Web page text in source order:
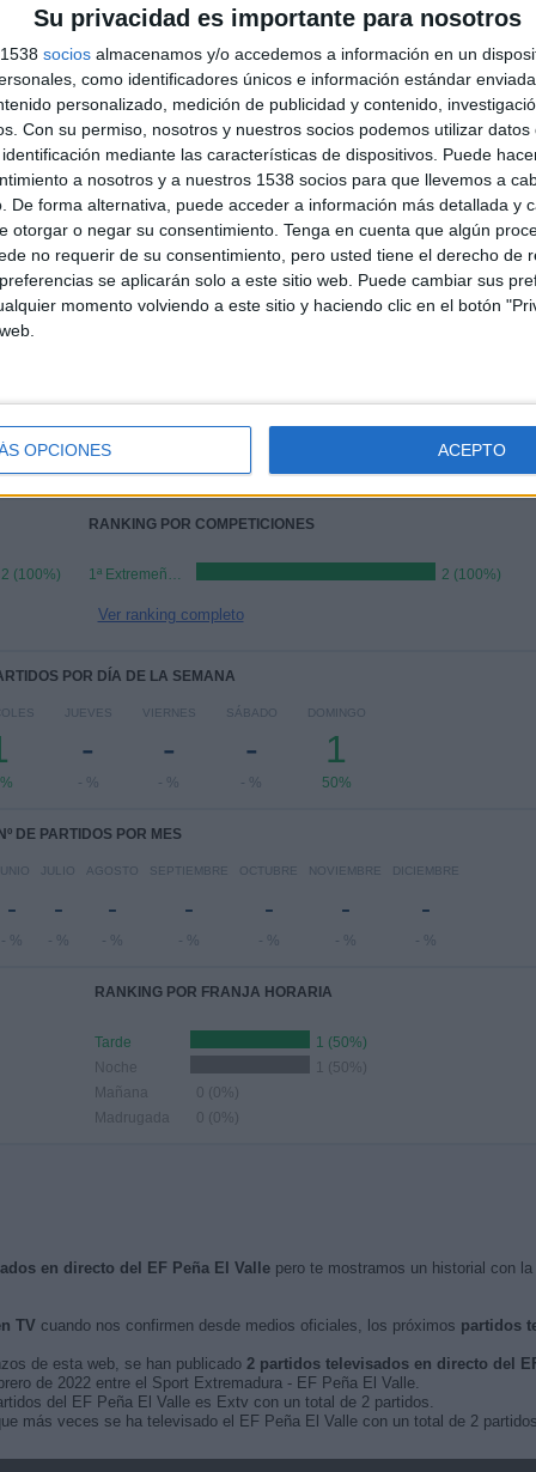
Su privacidad es importante para nosotros
socios almacenamos y/o accedemos a información en un
como identificadores únicos e información estándar
personalizado, medición de publicidad y contenido,
Con su permiso, nosotros y nuestros socios podemos utilizar datos
mediante las características de dispositivos. Puede
a nosotros y a nuestros 1538 socios para que llevemos a
De forma alternativa, puede acceder a información más detallada y
otorgar o negar su consentimiento. Tenga en cuenta que algún
no requerir de su consentimiento, pero usted tiene el derecho de
se aplicarán solo a este sitio web. Puede cambiar sus
momento volviendo a este sitio y haciendo clic en el botón
OPCIONES ACEPTO
ÚLTIMO PARTIDO EN ABIERTO
EF Peña El Valle - Sport Extremadura
08/05/2022 1ª Extremeña Femenina por Canal
Deporte TV, Extv
2
CANALES TV
1551
SIN PARTIDO
GRATUÍTO
0
CONSECUTIVOS
DE PAGO
1
RIVALES
2
Extremadura
1
2 (100%)
RANKING POR COMPETICIONES
1ª Extremeña Femenina 2 (100%)
Ver ranking completo
POR DÍA DE LA SEMANA
JUEVES
-
- %
VIERNES
-
- %
SÁBADO
-
- %
DOMINGO
1
50%
Nº DE PARTIDOS POR MES
-
- %
JULIO
-
- %
AGOSTO
-
- %
SEPTIEMBRE
-
- %
OCTUBRE
-
- %
NOVIEMBRE
-
- %
DICIEMBRE
-
- %
RANKING POR FRANJA HORARIA
Tarde
1 (50%)
Noche
1 (50%)
Mañana
0 (0%)
Madrugada
0 (0%)
en directo del EF Peña El Vallepero te mostramos un historial con la
TV cuando nos confirmen desde medios oficiales, los próximos partidos
de esta web, se han publicado 2 partidos televisados en directo del
de 2022 entre el Sport Extremadura - EF Peña El Valle.
del EF Peña El Valle es Extv con un total de 2 partidos.
más veces se ha televisado el EF Peña El Valle con un total de 2